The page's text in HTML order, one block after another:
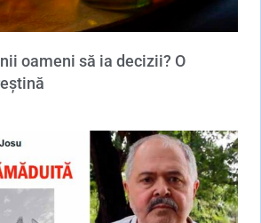
oameni să ia decizii? O